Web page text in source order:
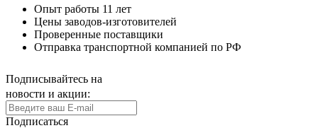
Опыт работы 11 лет
Цены заводов-изготовителей
Проверенные поставщики
Отправка транспортной компанией по РФ
Подписывайтесь на
новости и акции:
Подписаться